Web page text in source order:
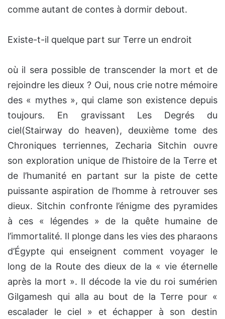
comme autant de contes à dormir debout.
Existe-t-il quelque part sur Terre un endroit
où il sera possible de transcender la mort et de
rejoindre les dieux ? Oui, nous crie notre mémoire
des « mythes », qui clame son existence depuis
toujours. En gravissant Les Degrés du
ciel(Stairway do heaven), deuxième tome des
Chroniques terriennes, Zecharia Sitchin ouvre
son exploration unique de l’histoire de la Terre et
de l’humanité en partant sur la piste de cette
puissante aspiration de l’homme à retrouver ses
dieux. Sitchin confronte l’énigme des pyramides
à ces « légendes » de la quête humaine de
l’immortalité. Il plonge dans les vies des pharaons
d’Égypte qui enseignent comment voyager le
long de la Route des dieux de la « vie éternelle
après la mort ». Il décode la vie du roi sumérien
Gilgamesh qui alla au bout de la Terre pour «
escalader le ciel » et échapper à son destin